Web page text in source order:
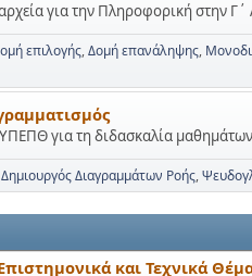
για την Πληροφορική στην Γ΄
επιλογής Δομή επανάληψης
ΥΠΕΠΘ για τη διδασκαλία
Δημιουργός Διαγραμμάτων Ροής
και Τεχνικά